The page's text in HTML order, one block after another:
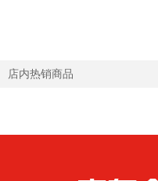
店内热销商品